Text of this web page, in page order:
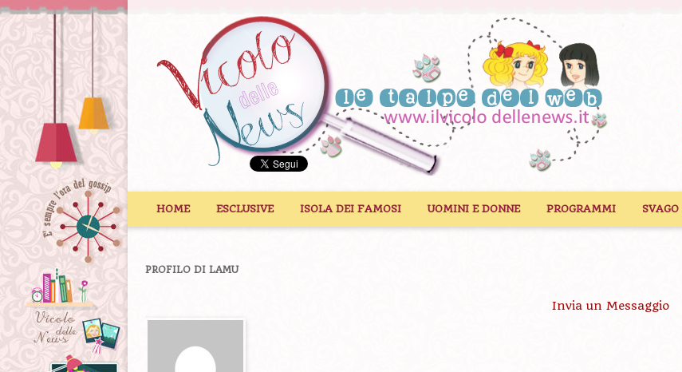
HOME ESCLUSIVE ISOLA DEI FAMOSI UOMINI E DONNE PROGRAMMI SVAGO
PROFILO DI LAMU
Invia un Messaggio